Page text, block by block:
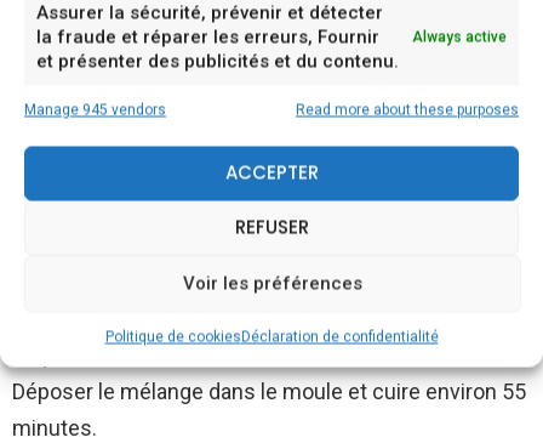
Assurer la sécurité, prévenir et détecter
la fraude et réparer les erreurs, Fournir
et présenter des publicités et du contenu.
Always active
Manage 945 vendors Read more about these purposes
ACCEPTER
REFUSER
Voir les préférences
Politique de cookiesDéclaration de confidentialité
Etape: 4
la cassonade, la farine, le lait et la poudre de pacanes.
Bien mélanger.
brasser entre chaque addition.
Déposer le mélange dans le moule et cuire environ 55
minutes.